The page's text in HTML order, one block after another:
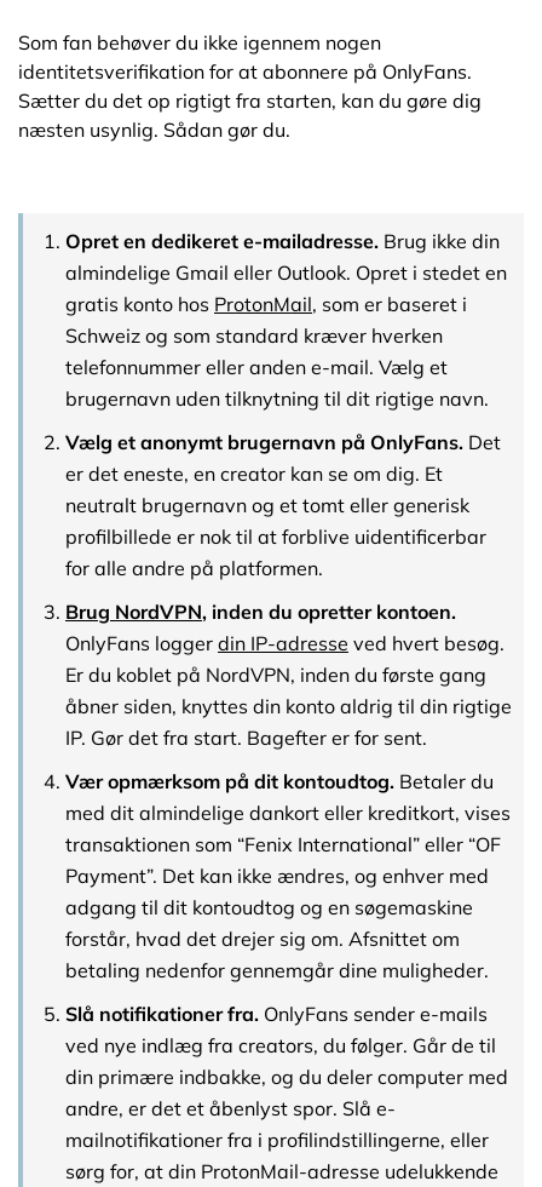
Som fan behøver du ikke igennem nogen
identitetsverifikation for at abonnere på OnlyFans.
Sætter du det op rigtigt fra starten, kan du gøre dig
næsten usynlig. Sådan gør du.
Opret en dedikeret e-mailadresse. Brug ikke din
almindelige Gmail eller Outlook. Opret i stedet en
gratis konto hos ProtonMail, som er baseret i
Schweiz og som standard kræver hverken
telefonnummer eller anden e-mail. Vælg et
brugernavn uden tilknytning til dit rigtige navn.
Vælg et anonymt brugernavn på OnlyFans. Det
er det eneste, en creator kan se om dig. Et
neutralt brugernavn og et tomt eller generisk
profilbillede er nok til at forblive uidentificerbar
for alle andre på platformen.
Brug NordVPN, inden du opretter kontoen.
OnlyFans loggerdin IP-adresse ved hvert besøg.
Er du koblet på NordVPN, inden du første gang
åbner siden, knyttes din konto aldrig til din rigtige
IP. Gør det fra start. Bagefter er for sent.
Vær opmærksom på dit kontoudtog. Betaler du
med dit almindelige dankort eller kreditkort, vises
transaktionen som “Fenix International” eller “OF
Payment”. Det kan ikke ændres, og enhver med
adgang til dit kontoudtog og en søgemaskine
forstår, hvad det drejer sig om. Afsnittet om
betaling nedenfor gennemgår dine muligheder.
Slå notifikationer fra. OnlyFans sender e-mails
ved nye indlæg fra creators, du følger. Går de til
din primære indbakke, og du deler computer med
andre, er det et åbenlyst spor. Slå e-
mailnotifikationer fra i profilindstillingerne, eller
sørg for, at din ProtonMail-adresse udelukkende